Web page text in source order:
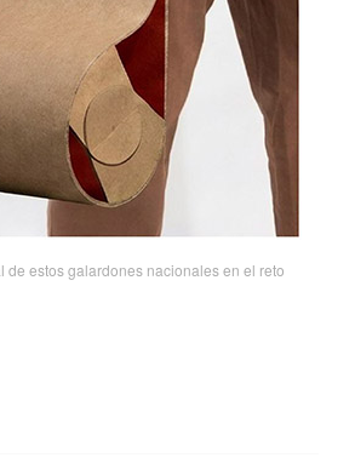
estos galardones nacionales en el reto